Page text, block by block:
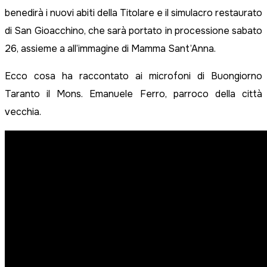
benedirà i nuovi abiti della Titolare e il simulacro restaurato
di San Gioacchino, che sarà portato in processione sabato
26, assieme a all’immagine di Mamma Sant’Anna.
Ecco cosa ha raccontato ai microfoni di Buongiorno
Taranto il Mons. Emanuele Ferro, parroco della città
vecchia.